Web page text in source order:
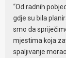
“Od radnih
gdje su bila
smo da
mjestima koja
spaljivanje